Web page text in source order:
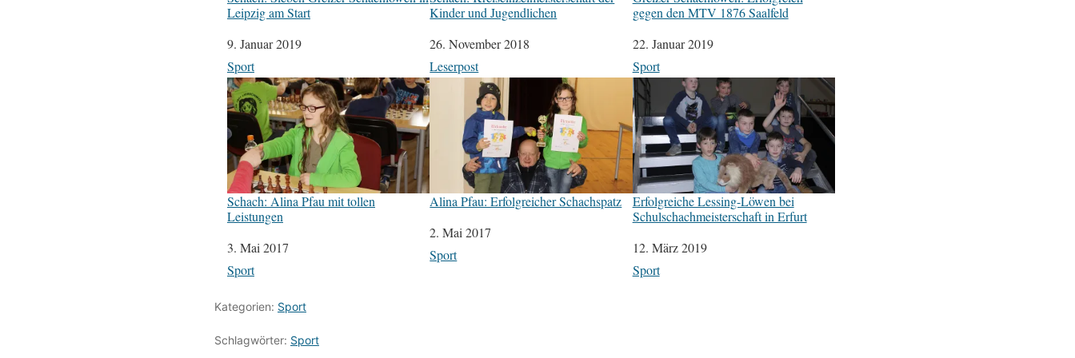
Leipzig am Start
Datum
9. Januar 2019
In Bezug auf
Sport
Kinder und Jugendlichen
Datum
26. November 2018
In Bezug auf
Leserpost
gegen den MTV 1876 Saalfeld
Datum
22. Januar 2019
In Bezug auf
Sport
Schach: Alina Pfau mit tollen
Leistungen
Datum
3. Mai 2017
In Bezug auf
Sport
Alina Pfau: Erfolgreicher Schachspatz
Datum
2. Mai 2017
In Bezug auf
Sport
Erfolgreiche Lessing-Löwen bei
Schulschachmeisterschaft in Erfurt
Datum
12. März 2019
In Bezug auf
Sport
Kategorien: Sport
Schlagwörter: Sport